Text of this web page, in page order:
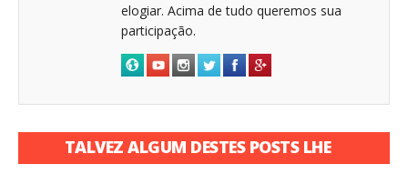
elogiar. Acima de tudo queremos sua
participação.
TALVEZ ALGUM DESTES POSTS LHE